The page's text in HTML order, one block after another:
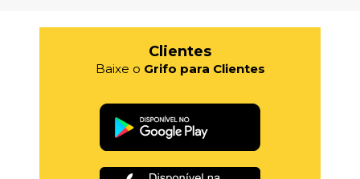
Clientes
Baixe o Grifo para Clientes